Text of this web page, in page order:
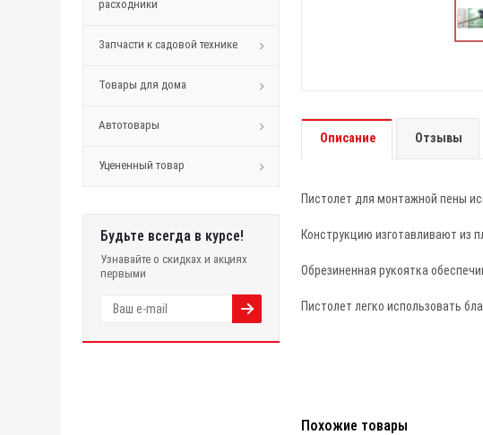
расходники
Запчасти к садовой технике
Товары для дома
Автотовары
Уцененный товар
Будьте всегда в курсе!
Узнавайте о скидках и акциях
первыми
Описание Отзывы
Пистолет для монтажной пены
Конструкцию изготавливают из
Обрезиненная рукоятка
Пистолет легко использовать
Похожие товары